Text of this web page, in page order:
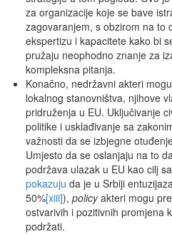
za organizacije koje se bave
zagovaranjem, s obzirom na to
ekspertizu i kapacitete kako bi
pružaju neophodno znanje za
kompleksna pitanja.
Konačno, nedržavni akteri
lokalnog stanovništva, njihove
pridruženja u EU. Uključivanje
politike i usklađivanje sa
važnosti da se izbjegne
Umjesto da se oslanjaju na to
podržava ulazak u EU kao cilj
pokazuju da je u Srbiji
50%[xiii]), policyakteri mogu
ostvarivih i pozitivnih promjena
podržati.